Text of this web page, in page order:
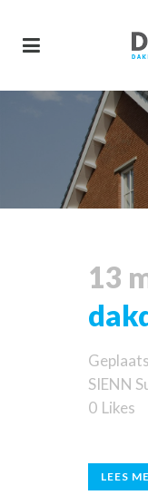
13
SIENN
0 Likes
LEES